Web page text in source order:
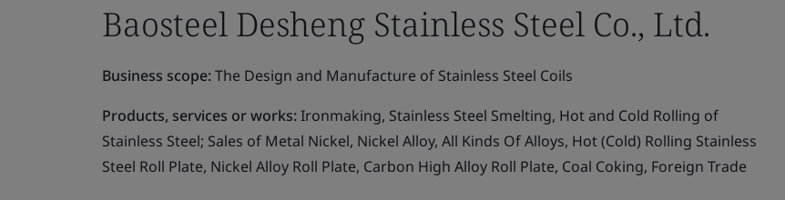
Baosteel Desheng Stainless Steel Co., Ltd.
Business scope:The Design and Manufacture of Stainless Steel Coils
Products, services or works:Ironmaking, Stainless Steel Smelting, Hot and Cold Rolling of
Stainless Steel; Sales of Metal Nickel, Nickel Alloy, All Kinds Of Alloys, Hot (Cold) Rolling Stainless
Steel Roll Plate, Nickel Alloy Roll Plate, Carbon High Alloy Roll Plate, Coal Coking, Foreign Trade